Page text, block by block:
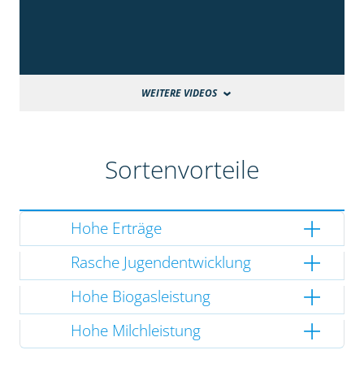
WEITERE VIDEOS
Sortenvorteile
Hohe Erträge
Rasche Jugendentwicklung
Hohe Biogasleistung
Hohe Milchleistung